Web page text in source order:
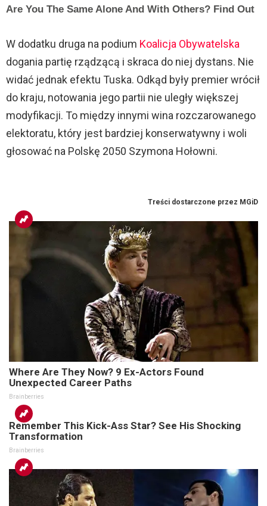
Are You The Same Alone And With Others? Find Out
W dodatku druga na podium Koalicja Obywatelska
dogania partię rządzącą i skraca do niej dystans. Nie
widać jednak efektu Tuska. Odkąd były premier wrócił
do kraju, notowania jego partii nie uległy większej
modyfikacji. To między innymi wina rozczarowanego
elektoratu, który jest bardziej konserwatywny i woli
głosować na Polskę 2050 Szymona Hołowni.
Where Are They Now? 9 Ex-Actors Found
Unexpected Career Paths
Brainberries
Remember This Kick-Ass Star? See His Shocking
Transformation
Brainberries